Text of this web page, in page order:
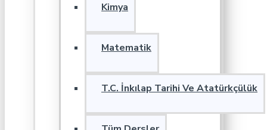
Kimya
Matematik
T.C. İnkılap Tarihi Ve Atatürkçülük